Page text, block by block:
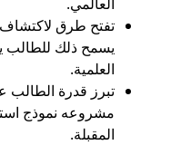
تفتح طرق لاكتشاف
يسمح ذلك للطالب
العلمية.
تبرز قدرة الطالب
مشروعه نموذج
المقبلة.